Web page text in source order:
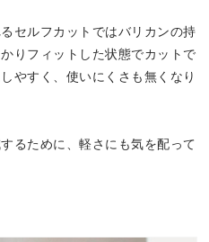
セルフカットではバリカンの持
りフィットした状態でカットで
やすく、使いにくさも無くなり
るために、軽さにも気を配って